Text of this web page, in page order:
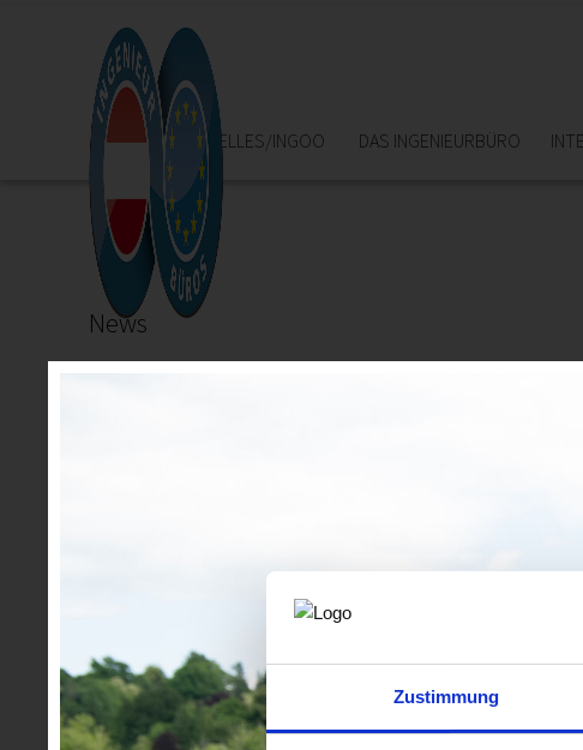
Zustimmung
HOME AKTUELLES/INGOO DAS INGENIEURBÜRO
News
Einsatz am Wirtschaftsstandort Steiermark. Wieder
Gelegenheit ihre Arbeit in den Bereichen Elektrotechnik,
Verkehrswesen den Anwesenden vorzustellen und sich
Abgebildete Personen in der Galerie:Auf den
gekennzeichnet - Branchenmitglieder sowie